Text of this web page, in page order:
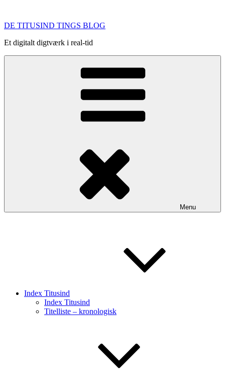
indhold
DE TITUSIND TINGS BLOG
Et digitalt digtværk i real-tid
Menu
Index Titusind
Index Titusind
Titelliste – kronologisk